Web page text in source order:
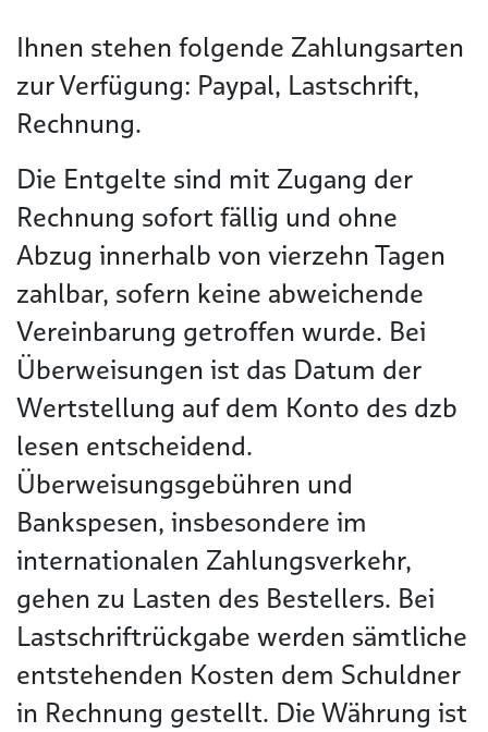
Ihnen stehen folgende Zahlungsarten
zur Verfügung: Paypal, Lastschrift,
Rechnung.
Die Entgelte sind mit Zugang der
Rechnung sofort fällig und ohne
Abzug innerhalb von vierzehn Tagen
zahlbar, sofern keine abweichende
Vereinbarung getroffen wurde. Bei
Überweisungen ist das Datum der
Wertstellung auf dem Konto des dzb
lesen entscheidend.
Überweisungsgebühren und
Bankspesen, insbesondere im
internationalen Zahlungsverkehr,
gehen zu Lasten des Bestellers. Bei
Lastschriftrückgabe werden sämtliche
entstehenden Kosten dem Schuldner
in Rechnung gestellt. Die Währung ist